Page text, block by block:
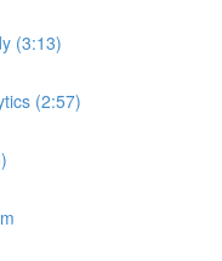
(3:13)
(2:57)